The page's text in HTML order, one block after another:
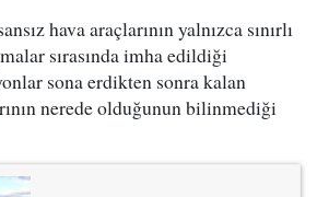
hava araçlarının yalnızca sınırlı
sırasında imha edildiği
sona erdikten sonra kalan
nerede olduğunun bilinmediği